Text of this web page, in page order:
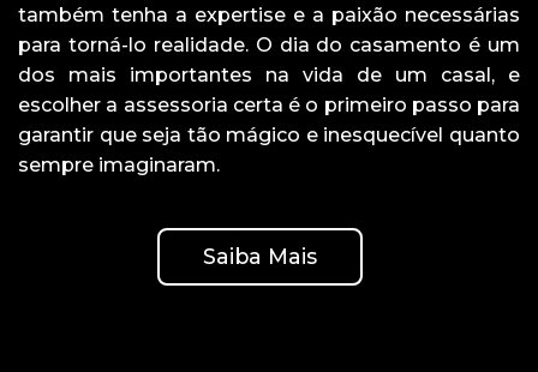
também tenha a expertise e a paixão necessárias
para torná-lo realidade. O dia do casamento é um
dos mais importantes na vida de um casal, e
escolher a assessoria certa é o primeiro passo para
garantir que seja tão mágico e inesquecível quanto
sempre imaginaram.
Saiba Mais